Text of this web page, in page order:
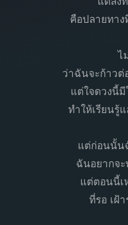
คือปลายทาง
ไ
ว่าฉันจะก้าวต่
แต่ใจดวงนี้
ทำให้เรียนรู้
แต่ก่อนนั้น
ฉันอยากจ
แต่ตอนนี้เ
ที่รอ เฝ้